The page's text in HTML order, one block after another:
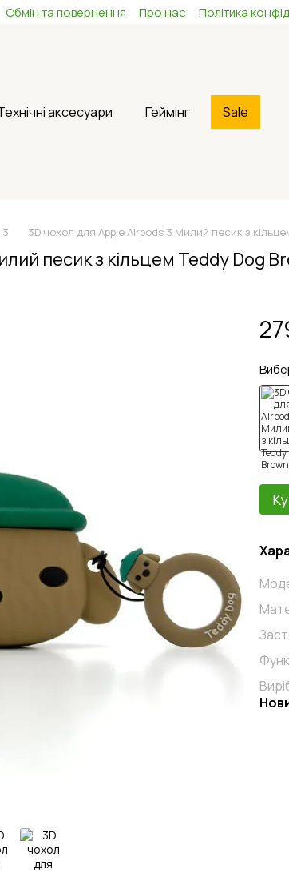
Обмін та повернення Про нас Політика
аксесуари Геймінг Sale
3D чохол для Apple Airpods 3 Милий песик з
песик з кільцем Teddy Dog